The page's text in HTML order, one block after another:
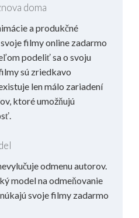
doma
a produkčné
filmy online zadarmo
podeliť sa o svoju
sú zriedkavo
len málo zariadení
ktoré umožňujú
odmenu autorov.
model na odmeňovanie
svoje filmy zadarmo